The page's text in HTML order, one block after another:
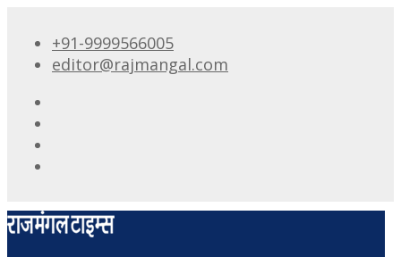
+91-9999566005
editor@rajmangal.com